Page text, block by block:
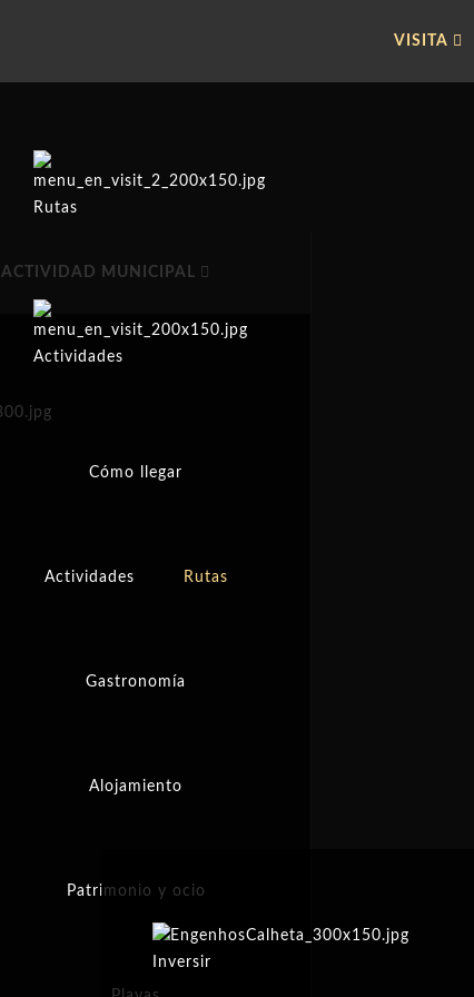
ACTIVIDAD MUNICIPAL
VISITA
Rutas
Actividades
Cómo llegar
Actividades Rutas
Gastronomía
Alojamiento
Patrimonio y ocio
Inversir